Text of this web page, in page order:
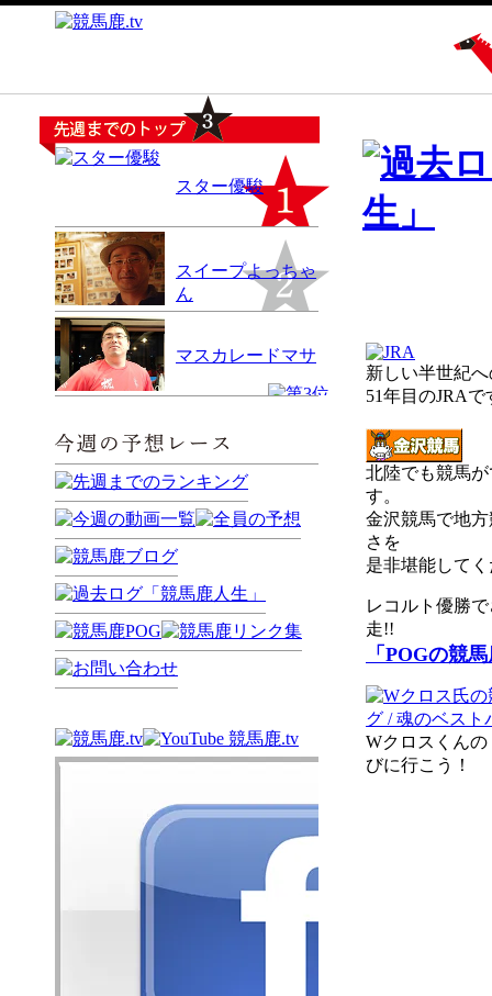
スター優駿
スイープよっちゃ
ん
マスカレードマサ
新しい半世紀
51年目のJRAで
北陸でも競馬
す。
金沢競馬で地
さを
是非堪能して
レコルト優勝
走!!
「POGの競
Wクロスくん
びに行こう！